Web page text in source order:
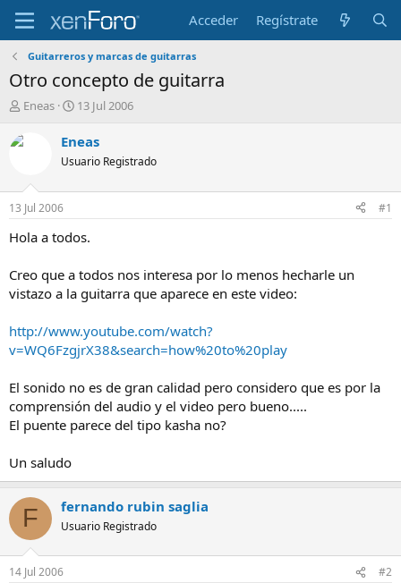
Acceder Regístrate
Guitarreros y marcas de guitarras
Otro concepto de guitarra
I
i
a
d
o
r
l
t
m
a
Eneas
F
c
a
i
n
o
13 Jul 2006
Eneas
Usuario Registrado
13 Jul 2006 #1
Hola a todos.
Creo que a todos nos interesa por lo menos hecharle un
vistazo a la guitarra que aparece en este video:
http://www.youtube.com/watch?
v=WQ6FzgjrX38&search=how%20to%20play
El sonido no es de gran calidad pero considero que es por la
comprensión del audio y el video pero bueno.....
El puente parece del tipo kasha no?
Un saludo
F fernando rubin saglia
Usuario Registrado
14 Jul 2006 #2